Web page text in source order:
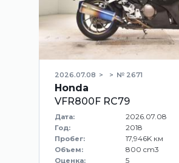
2026.07.08 № 2671
Honda
VFR800F RC79
Дата: 2026.07.08
Год: 2018
Пробег: 17,946K км
Объем: 800 cm3
Оценка: 5